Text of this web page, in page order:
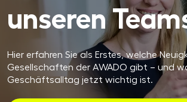
unseren
Hier erfahren Sie als Erstes, welche
Gesellschaften der AWADO gibt – und
Geschäftsalltag jetzt wichtig ist.